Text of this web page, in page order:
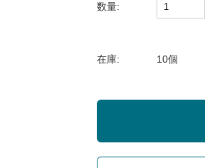
数量:
在庫: 10個